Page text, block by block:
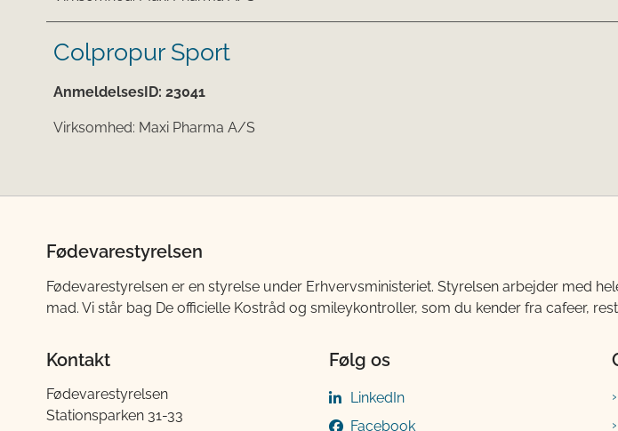
Colpropur Sport
AnmeldelsesID: 23041
Virksomhed: Maxi Pharma A/S
Fødevarestyrelsen
Fødevarestyrelsen er en styrelse under Erhvervsministeriet. Styrelsen arbejder med
mad. Vi står bag De officielle Kostråd og smileykontroller, som du kender fra cafeer,
Kontakt
Fødevarestyrelsen
Stationsparken 31-33
Følg os
LinkedIn
Facebook